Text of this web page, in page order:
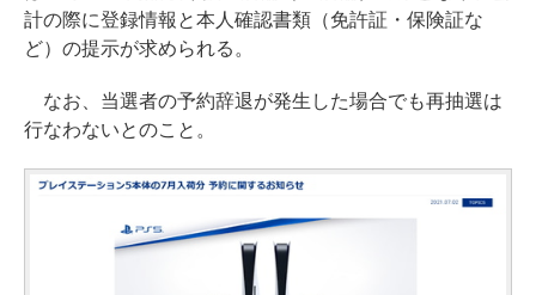
計の際に登録情報と本人確認書類（免許証・保険証な
ど）の提示が求められる。
なお、当選者の予約辞退が発生した場合でも再抽選は
行なわないとのこと。